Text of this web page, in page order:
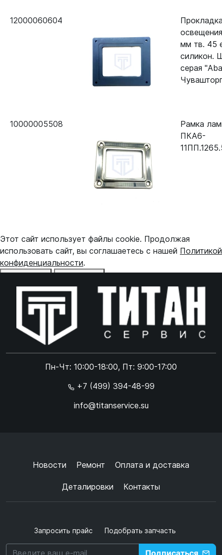
12000060604
мм тв. 45
силикон.
серая
10000005508
Рамка
ПКА6-
Пн-Чт: 10:00-18:00, Пт: 9:00-17:00
+7 (499) 394-48-99
info@titanservice.su
Новости Ремонт Оплата и доставка
Деталировки Контакты
Запросить прайс Подобрать запчасть
Этот сайт использует файлы cookie. Продолжая
использовать сайт, вы соглашаетесь с нашей Политикой
конфиденциальности.
Online чат
Online чат